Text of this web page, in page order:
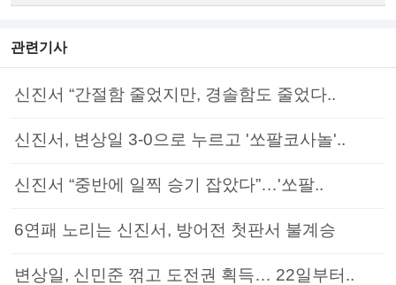
관련기사
신진서 “간절함 줄었지만, 경솔함도 줄었다..
신진서, 변상일 3-0으로 누르고 '쏘팔코사놀'..
신진서 “중반에 일찍 승기 잡았다”…'쏘팔..
6연패 노리는 신진서, 방어전 첫판서 불계승
변상일, 신민준 꺾고 도전권 획득… 22일부터..